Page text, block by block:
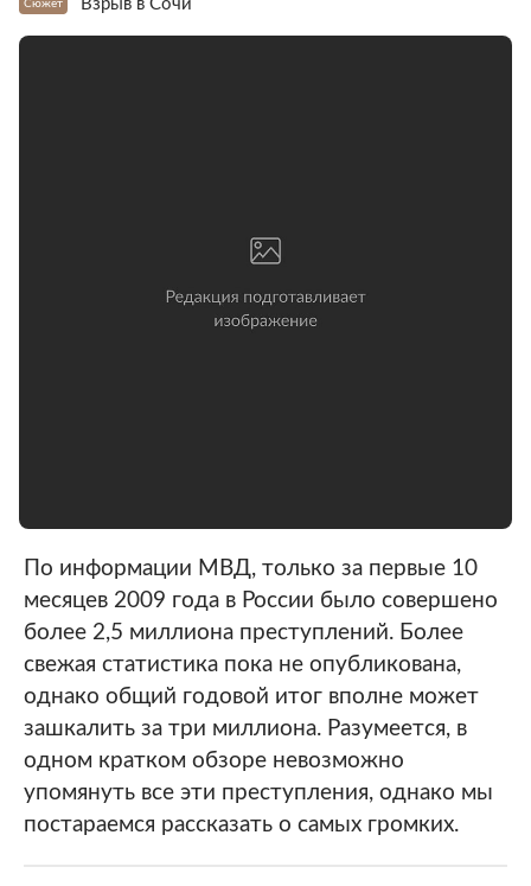
Сюжет Взрыв в Сочи
По информации МВД, только за первые 10
месяцев 2009 года в России было совершено
более 2,5 миллиона преступлений. Более
свежая статистика пока не опубликована,
однако общий годовой итог вполне может
зашкалить за три миллиона. Разумеется, в
одном кратком обзоре невозможно
упомянуть все эти преступления, однако мы
постараемся рассказать о самых громких.